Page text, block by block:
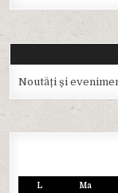
Noutăți și
L Ma